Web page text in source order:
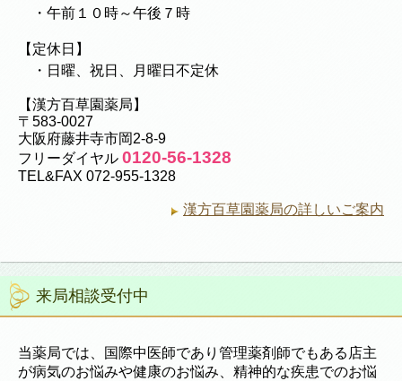
・午前１０時～午後７時
【定休日】
・日曜、祝日、月曜日不定休
【漢方百草園薬局】
〒583-0027
大阪府藤井寺市岡2-8-9
フリーダイヤル 0120-56-1328
TEL&FAX 072-955-1328
漢方百草園薬局の詳しいご案内
来局相談受付中
当薬局では、国際中医師であり管理薬剤師でもある店主
が病気のお悩みや健康のお悩み、精神的な疾患でのお悩